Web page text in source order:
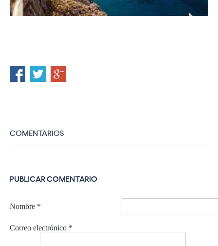
COMENTARIOS
PUBLICAR COMENTARIO
Nombre *
Correo electrónico *